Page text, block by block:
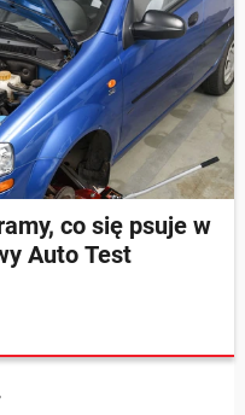
co się psuje w
Auto Test